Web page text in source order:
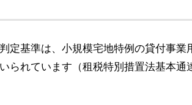
定基準は、小規模宅地特例の貸付事業
られています（租税特別措置法基本通